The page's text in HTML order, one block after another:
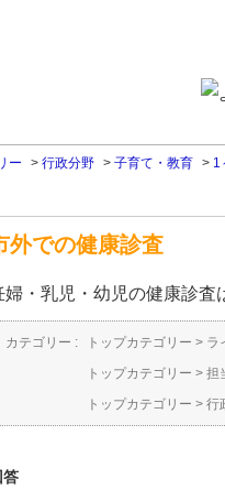
ー > 行政分野 > 子育て・教育 > 1
外での健康診査
婦・乳児・幼児の健康診査
カテゴリー : トップカテゴリー > ラ
トップカテゴリー > 担
トップカテゴリー > 行
答